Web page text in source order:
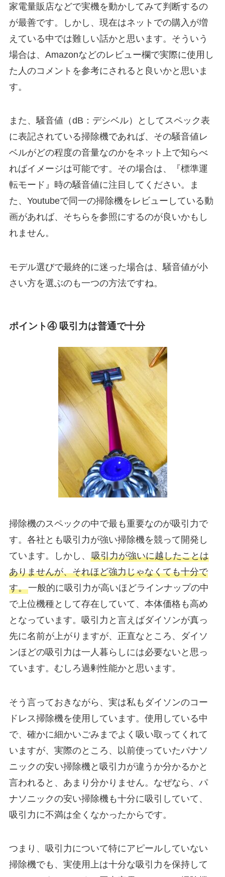
家電量販店などで実機を動かしてみて判断するの
が最善です。しかし、現在はネットでの購入が増
えている中では難しい話かと思います。そういう
場合は、Amazonなどのレビュー欄で実際に使用し
た人のコメントを参考にされると良いかと思いま
す。
また、騒音値（dB：デシベル）としてスペック表
に表記されている掃除機であれば、その騒音値レ
ベルがどの程度の音量なのかをネット上で知らべ
ればイメージは可能です。その場合は、『標準運
転モード』時の騒音値に注目してください。ま
た、Youtubeで同一の掃除機をレビューしている動
画があれば、そちらを参照にするのが良いかもし
れません。
モデル選びで最終的に迷った場合は、騒音値が小
さい方を選ぶのも一つの方法ですね。
ポイント④ 吸引力は普通で十分
掃除機のスペックの中で最も重要なのが吸引力で
す。各社とも吸引力が強い掃除機を競って開発し
ています。しかし、 吸引力が強いに越したことは
ありませんが、それほど強力じゃなくても十分で
す。一般的に吸引力が高いほどラインナップの中
で上位機種として存在していて、本体価格も高め
となっています。吸引力と言えばダイソンが真っ
先に名前が上がりますが、正直なところ、ダイソ
ンほどの吸引力は一人暮らしには必要ないと思っ
ています。むしろ過剰性能かと思います。
そう言っておきながら、実は私もダイソンのコー
ドレス掃除機を使用しています。使用している中
で、確かに細かいごみまでよく吸い取ってくれて
いますが、実際のところ、以前使っていたパナソ
ニックの安い掃除機と吸引力が違うか分かるかと
言われると、あまり分かりません。なぜなら、パ
ナソニックの安い掃除機も十分に吸引していて、
吸引力に不満は全くなかったからです。
つまり、吸引力について特にアピールしていない
掃除機でも、実使用上は十分な吸引力を保持して